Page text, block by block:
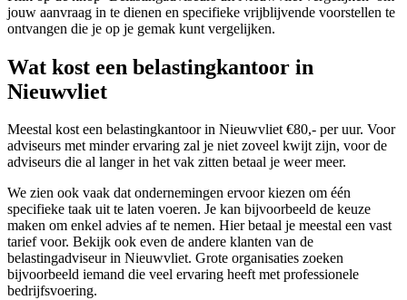
jouw aanvraag in te dienen en specifieke vrijblijvende voorstellen te
ontvangen die je op je gemak kunt vergelijken.
Wat kost een belastingkantoor in
Nieuwvliet
Meestal kost een belastingkantoor in Nieuwvliet €80,- per uur. Voor
adviseurs met minder ervaring zal je niet zoveel kwijt zijn, voor de
adviseurs die al langer in het vak zitten betaal je weer meer.
We zien ook vaak dat ondernemingen ervoor kiezen om één
specifieke taak uit te laten voeren. Je kan bijvoorbeeld de keuze
maken om enkel advies af te nemen. Hier betaal je meestal een vast
tarief voor. Bekijk ook even de andere klanten van de
belastingadviseur in Nieuwvliet. Grote organisaties zoeken
bijvoorbeeld iemand die veel ervaring heeft met professionele
bedrijfsvoering.